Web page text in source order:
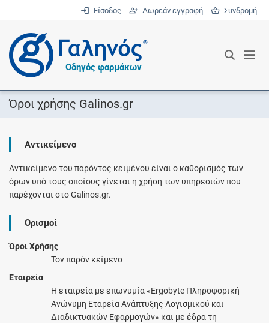
Είσοδος Δωρεάν εγγραφή Συνδρομή
®
Οδηγός φαρμάκων
Όροι χρήσης Galinos.gr
Αντικείμενο
Αντικείμενο του παρόντος κειμένου είναι ο καθορισμός των
όρων υπό τους οποίους γίνεται η χρήση των υπηρεσιών που
παρέχονται στο Galinos.gr.
Ορισμοί
Όροι Χρήσης
Τον παρόν κείμενο
Εταιρεία
Η εταιρεία με επωνυμία «Ergobyte Πληροφορική
Ανώνυμη Εταρεία Ανάπτυξης Λογισμικού και
Διαδικτυακών Εφαρμογών» και με έδρα τη